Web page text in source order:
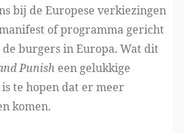
bij de Europese verkiezingen
of programma gericht
burgers in Europa. Wat dit
Punish een gelukkige
te hopen dat er meer
komen.